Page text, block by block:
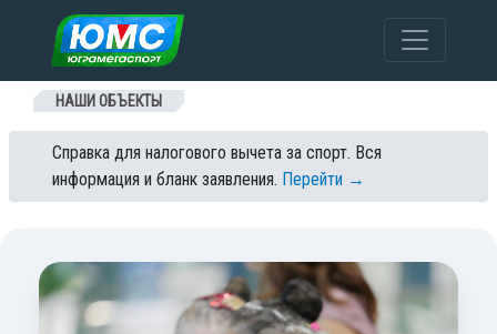
Перейти к содержанию
НАШИ ОБЪЕКТЫ
Справка для налогового вычета за спорт. Вся
информация и бланк заявления. Перейти →